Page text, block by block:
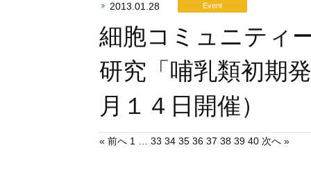
2013.01.28 Event
細胞コミュニティ
研究「哺乳類初期
月１４日開催）
« 前へ 1 33 34 35 36 37 38 39 40 次へ »